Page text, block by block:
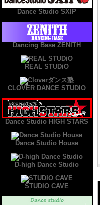
Dance Studio SXIP
Dancing Base ZENITH
REAL STUDiO
CLOVER DANCE STUDIO
Dance Studio HIGH STARS
Dance Studio House
D-high Dance Studio
STUDIO CAVE